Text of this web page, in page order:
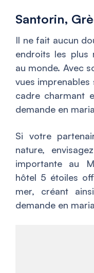
Santorin,
Il ne fait aucun
endroits les plus
au monde. Avec
vues imprenables
cadre charmant
demande en
Si votre
nature,
importante au
hôtel 5 étoiles
mer, créant
demande en